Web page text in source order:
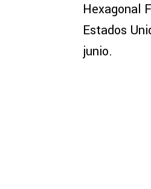
Hexagonal
Estados
junio.